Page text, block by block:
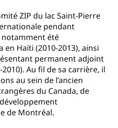
ZIP du lac Saint-Pierre
pendant
notamment été
en Haïti (2010-2013), ainsi
permanent adjoint
Au fil de sa carrière, il
au sein de l’ancien
du Canada, de
de Montréal.